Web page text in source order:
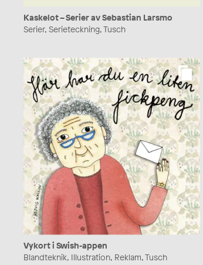
Kaskelot – Serier av Sebastian Larsmo
Serier, Serieteckning, Tusch
Vykort i Swish-appen
Blandteknik, Illustration, Reklam, Tusch